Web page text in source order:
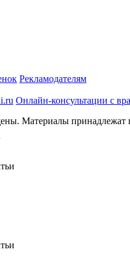
Рекламодателям
Онлайн-консультации с
Материалы принадлежат